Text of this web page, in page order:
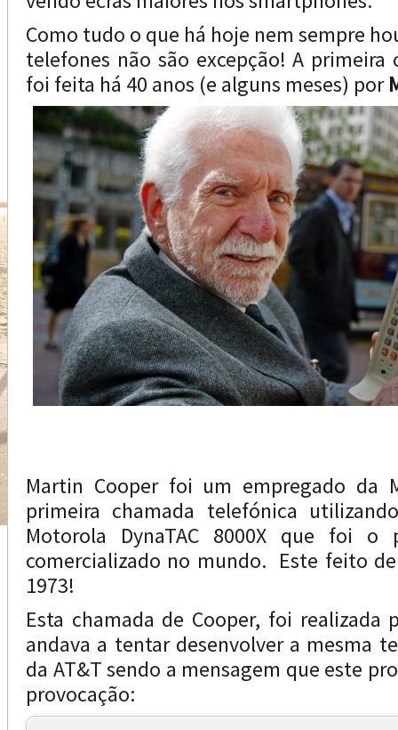
Como tudo o que há hoje nem sempre
telefones não são excepção! A primeira
foi feita há 40 anos (e alguns meses) por
Martin Cooper foi um empregado da
primeira chamada telefónica
Motorola DynaTAC 8000X que foi o
comercializado no mundo. Este feito
1973!
Esta chamada de Cooper, foi realizada
andava a tentar desenvolver a mesma
da AT&T sendo a mensagem que este
provocação: